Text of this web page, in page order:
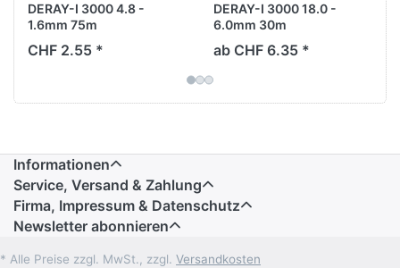
DERAY-I 3000 4.8 -
1.6mm 75m
CHF 2.55 *
DERAY-I 3000 18.0 -
6.0mm 30m
ab CHF 6.35 *
Informationen
Service, Versand & Zahlung
Firma, Impressum & Datenschutz
Newsletter abonnieren
* Alle Preise zzgl. MwSt., zzgl. Versandkosten